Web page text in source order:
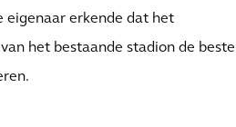
eigenaar erkende dat het
het bestaande stadion de beste